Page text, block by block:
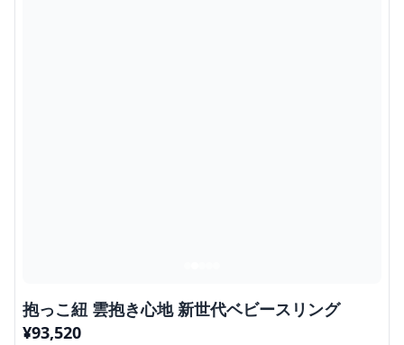
抱っこ紐 雲抱き心地 新世代ベビースリング
¥93,520